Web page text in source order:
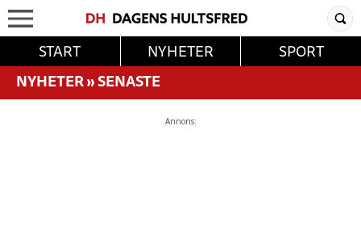
START NYHETER
SPORT
NYHETER»SENASTE
Annons: